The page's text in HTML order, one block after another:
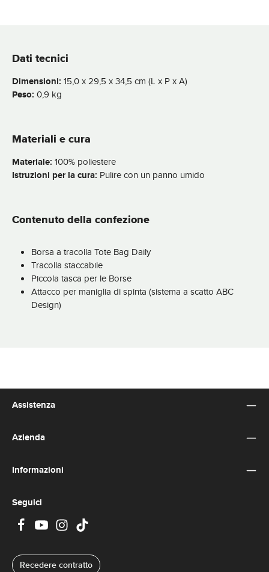
Dati tecnici
Dimensioni: 15,0 x 29,5 x 34,5 cm (L x P x A)
Peso: 0,9 kg
Materiali e cura
Materiale: 100% poliestere
Istruzioni per la cura: Pulire con un panno umido
Contenuto della confezione
Borsa a tracolla Tote Bag Daily
Tracolla staccabile
Piccola tasca per le Borse
Attacco per maniglia di spinta (sistema a scatto ABC
Design)
Assistenza
Azienda
Informazioni
Seguici
Recedere contratto